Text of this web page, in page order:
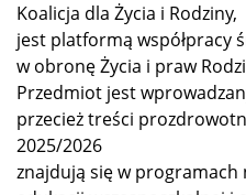
Koalicja dla Życia i Rodziny,
jest platformą współpracy
w obronę Życia i praw
Przedmiot jest
przecież treści
2025/2026
znajdują się w programach